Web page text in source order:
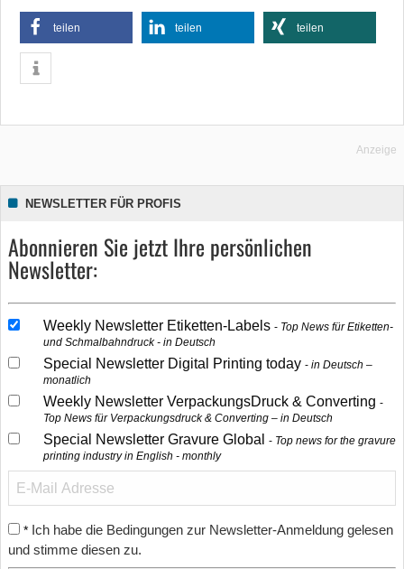
teilen teilen teilen
Anzeige
NEWSLETTER FÜR PROFIS
Abonnieren Sie jetzt Ihre persönlichen
Newsletter:
Weekly Newsletter Etiketten-Labels
Top News für Etiketten-
und Schmalbahndruck - in Deutsch
Special Newsletter Digital Printing today
in Deutsch –
monatlich
Weekly Newsletter VerpackungsDruck & Converting
Top News für Verpackungsdruck & Converting – in Deutsch
Special Newsletter Gravure Global
Top news for the gravure
printing industry in English - monthly
* Ich habe die Bedingungen zur Newsletter-Anmeldung gelesen
und stimme diesen zu.